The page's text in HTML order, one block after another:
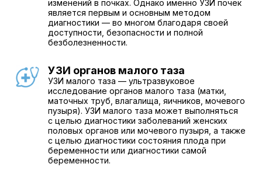
изменений в почках. Однако именно УЗИ почек
является первым и основным методом
диагностики — во многом благодаря своей
доступности, безопасности и полной
безболезненности.
УЗИ органов малого таза
УЗИ малого таза — ультразвуковое
исследование органов малого таза (матки,
маточных труб, влагалища, яичников, мочевого
пузыря). УЗИ малого таза может выполняться
с целью диагностики заболеваний женских
половых органов или мочевого пузыря, а также
с целью диагностики состояния плода при
беременности или диагностики самой
беременности.